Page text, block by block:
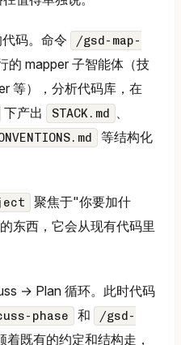
码。命令
/gsd-map-
的 mapper 子智能体（技
等），分析代码库，在
下产出 STACK.md
等结构化
聚焦于"你要加什
东西，它会从现有代码里
→ Plan 循环。此时代码
phase 和
/gsd-
着既有的约定和结构走，